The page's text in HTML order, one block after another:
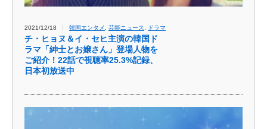
2021/12/18 韓国エンタメ 芸能ニュース ドラマ
チ・ヒョヌ＆イ・セヒ主演の韓国ド
ラマ「紳士とお嬢さん」登場人物を
ご紹介！22話で視聴率25.3%記録、
日本初放送中